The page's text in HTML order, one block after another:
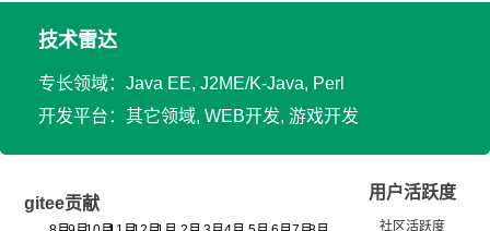
技术雷达
专长领域：Java EE, J2ME/K-Java, Perl
开发平台：其它领域, WEB开发, 游戏开发
gitee贡献
用户活跃度